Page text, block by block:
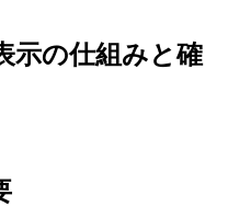
示の仕組みと確